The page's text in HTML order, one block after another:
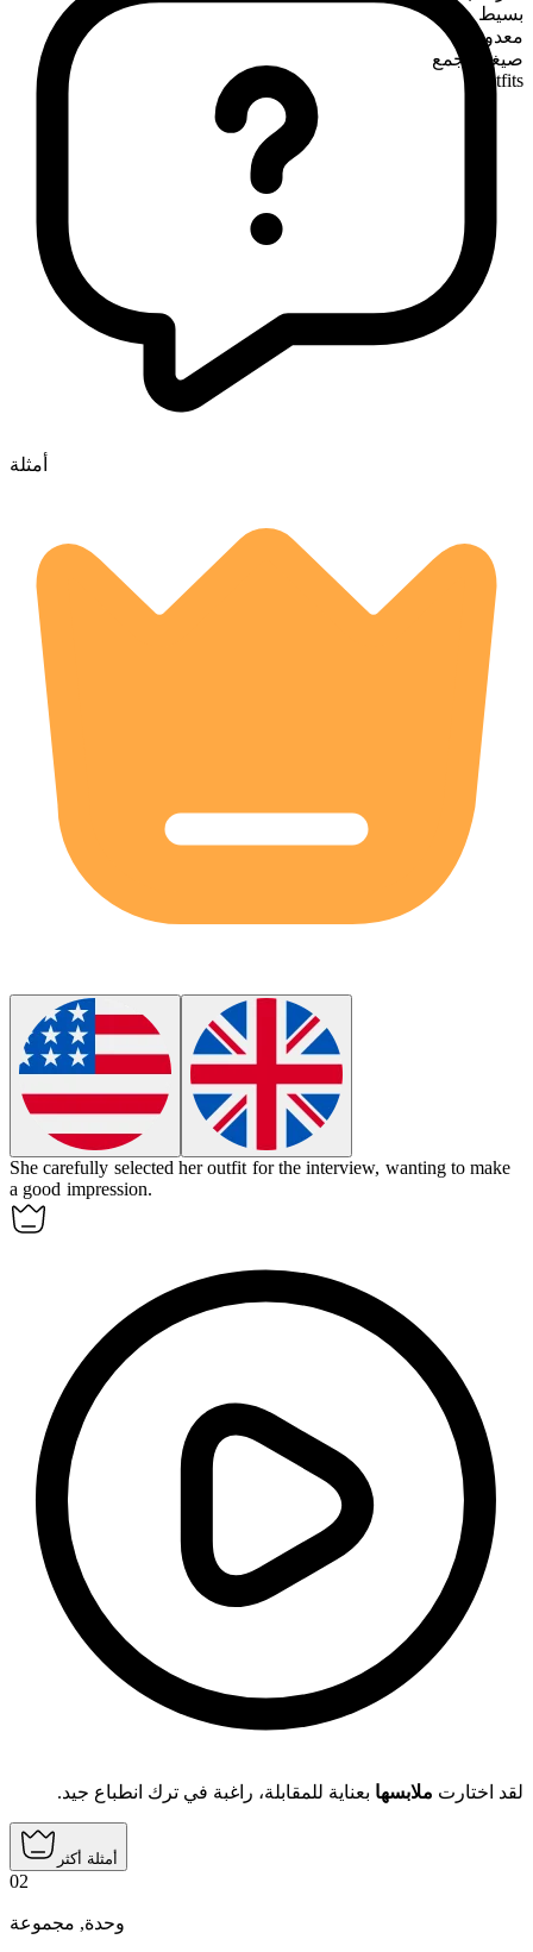
بسيط
معدود
صيغة الجمع
outfits
أمثلة
She carefully selected heroutfit for the interview, wanting to make
a good impression.
لقد اختارت ملابسها بعناية للمقابلة، راغبة في ترك انطباع جيد.
أمثلة أكثر
02
وحدة, مجموعة